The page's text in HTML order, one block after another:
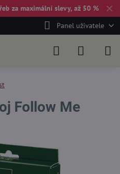
✕
za maximální slevy, až 50 %
Panel uživatele
Follow Me